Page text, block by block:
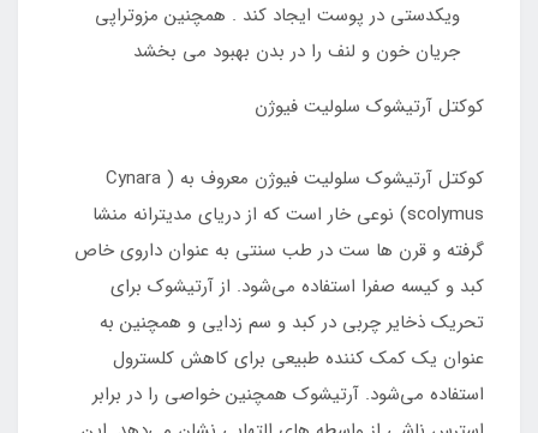
ویکدستی در پوست ایجاد کند . همچنین مزوتراپی
جریان خون و لنف را در بدن بهبود می بخشد
کوکتل آرتیشوک سلولیت فیوژن
کوکتل آرتیشوک سلولیت فیوژن معروف به ( Cynara
scolymus) نوعی خار است که از دریای مدیترانه منشا
گرفته و قرن ها ست در طب سنتی به عنوان داروی خاص
کبد و کیسه صفرا استفاده می‌شود. از آرتیشوک برای
تحریک ذخایر چربی در کبد و سم زدایی و همچنین به
عنوان یک کمک کننده طبیعی برای کاهش کلسترول
استفاده می‌شود. آرتیشوک همچنین خواصی را در برابر